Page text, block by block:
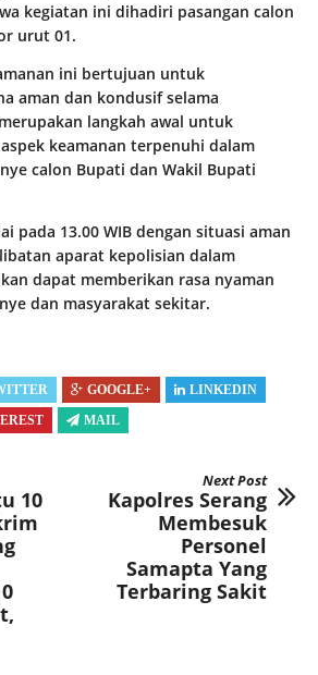
kegiatan ini dihadiri pasangan calon
urut 01.
ini bertujuan untuk
aman dan kondusif selama
langkah awal untuk
keamanan terpenuhi dalam
calon Bupati dan Wakil Bupati
pada 13.00 WIB dengan situasi aman
aparat kepolisian dalam
dapat memberikan rasa nyaman
dan masyarakat sekitar.
GOOGLE+
LINKEDIN
MAIL
10
Next Post
Kapolres Serang
Membesuk
Personel
Samapta Yang
Terbaring Sakit